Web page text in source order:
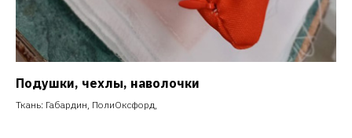
Подушки, чехлы, наволочки
Ткань: Габардин, ПолиОксфорд,